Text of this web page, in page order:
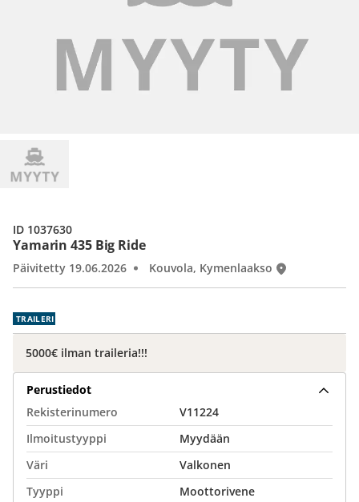
Yamarin 435 Big Ride
Päivitetty 19.06.2026 Kouvola, Kymenlaakso
ID 1037630
TRAILERI
5000€ ilman traileria!!!
Perustiedot
Rekisterinumero
V11224
Ilmoitustyyppi
Myydään
Väri
Valkonen
Tyyppi
Moottorivene